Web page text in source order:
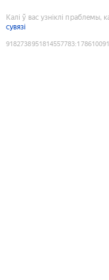
Калі ў вас узніклі праблемы,
сувязі
9182738951814557783: